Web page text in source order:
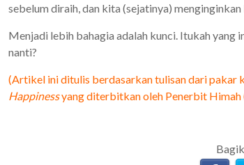
sebelum diraih, dan kita (sejatinya) menginginkan
Menjadi lebih bahagia adalah kunci. Itukah yang
nanti?
(Artikel ini ditulis berdasarkan tulisan dari pakar
Happinessyang diterbitkan oleh Penerbit